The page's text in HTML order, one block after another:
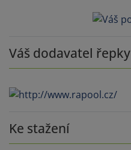
Váš dodavatel řepky
Ke stažení